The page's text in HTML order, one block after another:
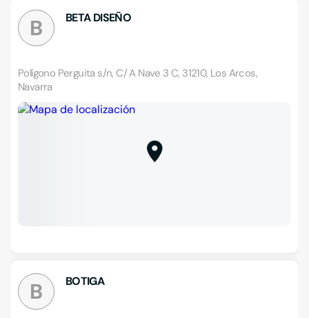
B BETA DISEÑO
Polígono Perguita s/n, C/ A Nave 3 C, 31210, Los Arcos,
Navarra
B BOTIGA